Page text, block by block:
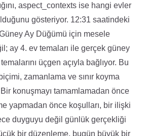
aspect_contexts ise hangi evler
gösteriyor. 12:31 saatindeki
Ay Düğümü için mesele
ay 4. ev temaları ile gerçek güney
üçgen açıyla bağlıyor. Bu
zamanlama ve sınır koyma
konuşmayı tamamlamadan önce
yapmadan önce koşulları, bir ilişki
duyguyu değil günlük gerçekliği
bir düzenleme, bugün büyük bir